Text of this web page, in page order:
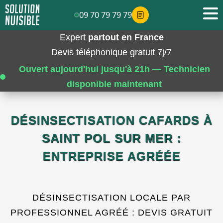
Expert partout en France
Devis téléphonique gratuit 7j/7
Ouvert aujourd'hui jusqu'à 21h — Technicien
disponible maintenant
DÉSINSECTISATION CAFARDS À
SAINT POL SUR MER :
ENTREPRISE AGRÉÉE
DÉSINSECTISATION LOCALE PAR
PROFESSIONNEL AGRÉÉ : DEVIS GRATUIT
09 70 79 79 79